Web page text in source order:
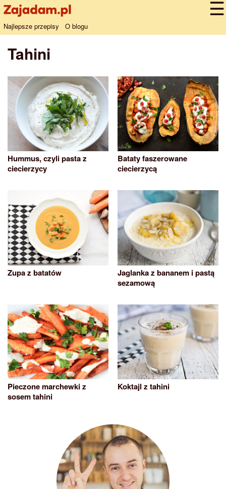
Najlepsze przepisy O blogu
Tahini
Hummus, czyli pasta z
ciecierzycy
Bataty faszerowane
ciecierzycą
Zupa z batatów
Jaglanka z bananem i pastą
sezamową
Pieczone marchewki z
sosem tahini
Koktajl z tahini